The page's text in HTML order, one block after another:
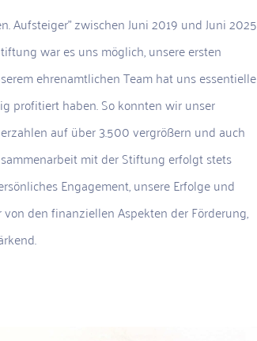
Aufsteiger” zwischen Juni 2019 und Juni 2025
war es uns möglich, unsere ersten
ehrenamtlichen Team hat uns essentielle
profitiert haben. So konnten wir unser
auf über 3.500 vergrößern und auch
mit der Stiftung erfolgt stets
Engagement, unsere Erfolge und
den finanziellen Aspekten der Förderung,